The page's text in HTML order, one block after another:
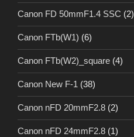
Canon FD 50mmF1.4 SSC (2)
Canon FTb(W1) (6)
Canon FTb(W2)_square (4)
Canon New F-1 (38)
Canon nFD 20mmF2.8 (2)
Canon nFD 24mmF2.8 (1)